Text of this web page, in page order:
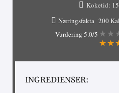
Koketid:
Næringsfakta 200
Vurdering 5.0/5
INGREDIENSER: